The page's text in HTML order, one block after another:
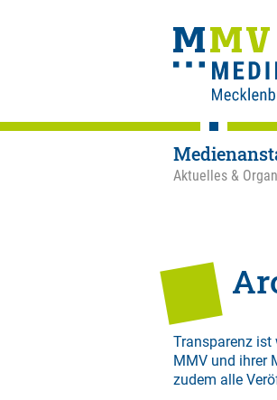
Aktuelles &
Transparenz
MMV und ihrer
zudem alle